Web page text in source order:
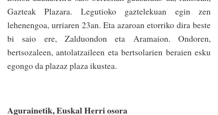
Gazteak Plazara. Legutioko gaztelekuan egin zen
lehenengoa, urriaren 23an. Eta azaroan etorriko dira beste
bi saio ere, Zalduondon eta Aramaion. Ondoren,
bertsozaleen, antolatzaileen eta bertsolarien beraien esku
egongo da plazaz plaza ikustea.
Agurainetik, Euskal Herri osora